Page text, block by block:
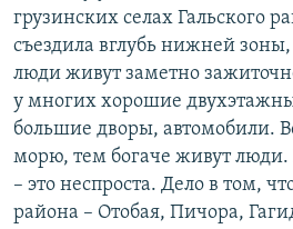
грузинских селах Гальского
съездила вглубь нижней
люди живут заметно
у многих хорошие
большие дворы, автомобили.
морю, тем богаче живут
– это неспроста. Дело в том,
района – Отобая, Пичора,